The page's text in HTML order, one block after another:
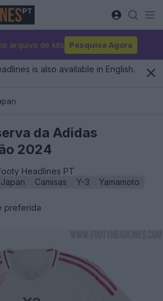
PT
arquivo de kits Pesquisa Agora
is also available in English.
da Adidas
2024
Headlines PT
Japan Camisas Y-3
Yamamoto
preferida